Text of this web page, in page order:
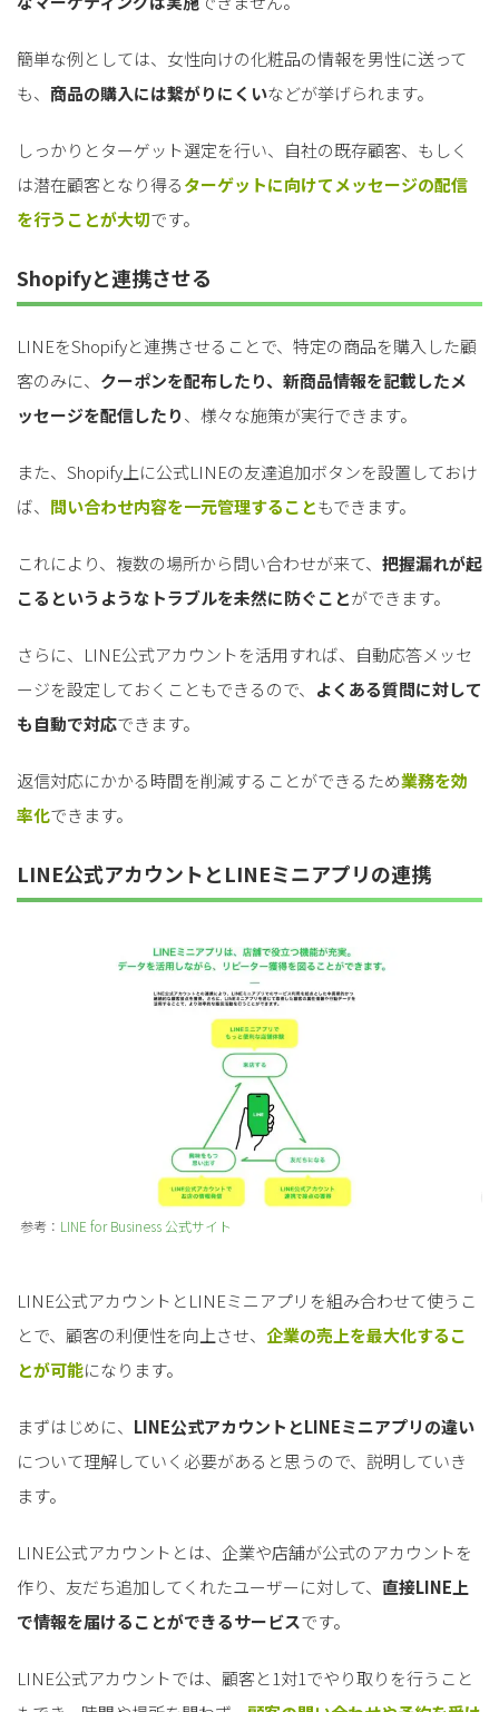
簡単な例としては、女性向けの化粧品の情報を男性に送って
も、 商品の購入には繋がりにくいなどが挙げられます。
しっかりとターゲット選定を行い、自社の既存顧客、もしく
は潜在顧客となり得るターゲットに向けてメッセージの配信
を行うことが大切です。
Shopifyと連携させる
LINEをShopifyと連携させることで、特定の商品を購入した顧
客のみに、 クーポンを配布したり、新商品情報を記載したメ
ッセージを配信したり、様々な施策が実行できます。
また、Shopify上に公式LINEの友達追加ボタンを設置しておけ
ば、 問い合わせ内容を一元管理することもできます。
これにより、複数の場所から問い合わせが来て、 把握漏れが起
こるというようなトラブルを未然に防ぐことができます。
さらに、LINE公式アカウントを活用すれば、自動応答メッセ
ージを設定しておくこともできるので、
よくある質問に対して
も自動で対応できます。
返信対応にかかる時間を削減することができるため業務を効
率化できます。
LINE公式アカウントとLINEミニアプリの連携
参考： LINE for Business 公式サイト
LINE公式アカウントとLINEミニアプリを組み合わせて使うこ
とで、顧客の利便性を向上させ、 企業の売上を最大化するこ
とが可能になります。
まずはじめに、 LINE公式アカウントとLINEミニアプリの違い
について理解していく必要があると思うので、説明していき
ます。
LINE公式アカウントとは、企業や店舗が公式のアカウントを
作り、友だち追加してくれたユーザーに対して、 直接LINE上
で情報を届けることができるサービスです。
LINE公式アカウントでは、顧客と1対1でやり取りを行うこと